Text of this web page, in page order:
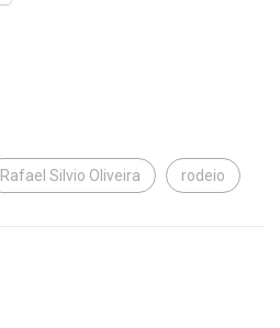
Rafael Silvio Oliveira rodeio